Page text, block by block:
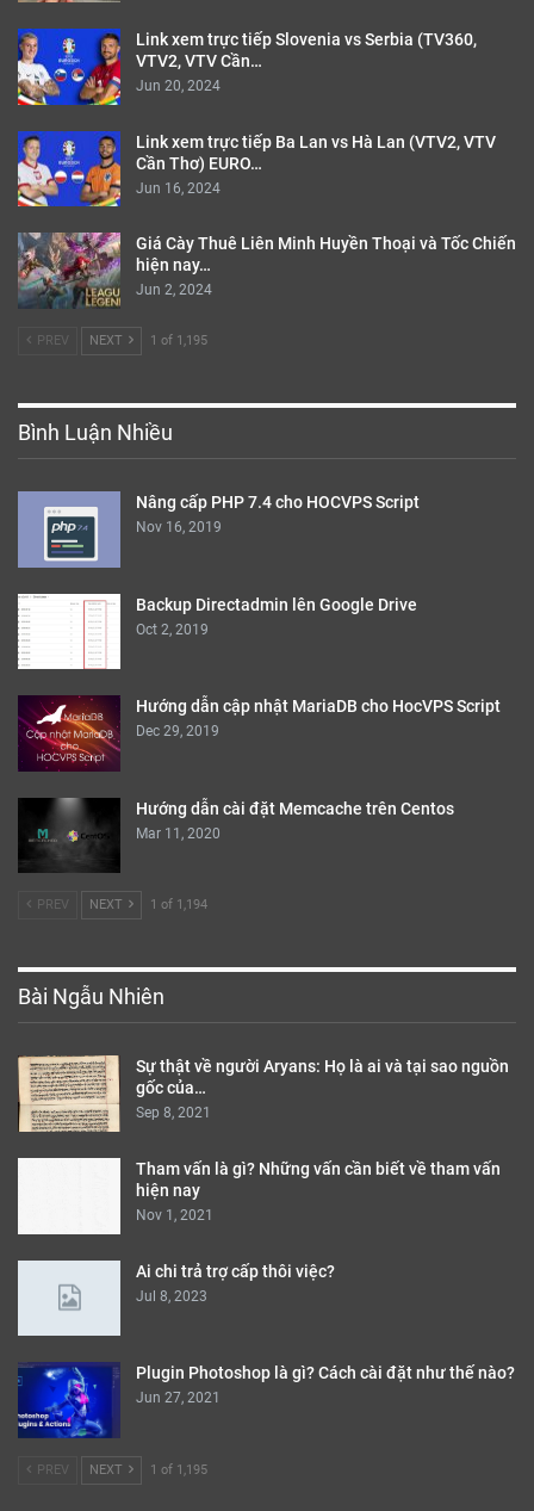
Link xem trực tiếp Slovenia vs Serbia (TV360,
VTV2, VTV Cần…
Jun 20, 2024
Link xem trực tiếp Ba Lan vs Hà Lan (VTV2, VTV
Cần Thơ) EURO…
Jun 16, 2024
Giá Cày Thuê Liên Minh Huyền Thoại và Tốc Chiến
hiện nay…
Jun 2, 2024
PREV NEXT 1 of 1,195
Bình Luận Nhiều
Nâng cấp PHP 7.4 cho HOCVPS Script
Nov 16, 2019
Backup Directadmin lên Google Drive
Oct 2, 2019
Hướng dẫn cập nhật MariaDB cho HocVPS Script
Dec 29, 2019
Hướng dẫn cài đặt Memcache trên Centos
Mar 11, 2020
PREV NEXT 1 of 1,194
Bài Ngẫu Nhiên
Sự thật về người Aryans: Họ là ai và tại sao nguồn
gốc của…
Sep 8, 2021
Tham vấn là gì? Những vấn cần biết về tham vấn
hiện nay
Nov 1, 2021
Ai chi trả trợ cấp thôi việc?
Jul 8, 2023
Plugin Photoshop là gì? Cách cài đặt như thế nào?
Jun 27, 2021
PREV NEXT 1 of 1,195